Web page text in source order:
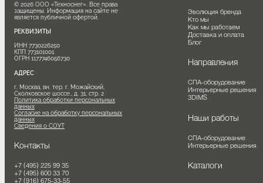
© 2026 ООО «Техноснег». Все права
защищены. Информация на сайте не
является публичной офертой.
РЕКВИЗИТЫ
ИНН 7730226250
КПП 773101001
ОГРН 1177746056730
АДРЕС
г. Москва, вн. тер. г. Можайский,
Сколковское шоссе., д. 31, стр. 2
Политика обработки персональных
данных
Согласие на обработку персональных
данных
Сведения о СОУТ
Контакты
+7 (495) 225 99 35
+7 (495) 600 33 70
+7 (916) 675-33-55
Эволюция бренда
Кто мы
Как мы работаем
Доставка и оплата
Блог
Направления
СПА-оборудование
Интерьерные решения
3DIMS
Наши работы
СПА-оборудование
Интерьерные решения
Каталоги